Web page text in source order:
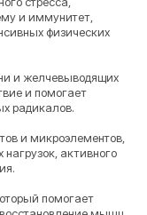
и иммунитет,
физических
и желчевыводящих
и помогает
радикалов.
и микроэлементов,
активного
помогает